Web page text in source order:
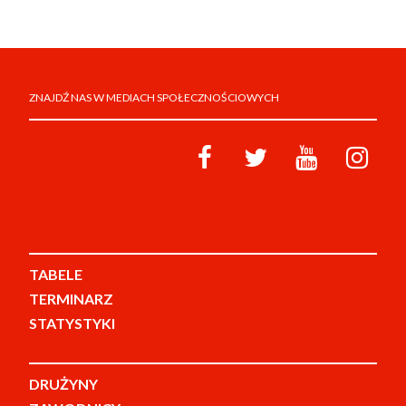
ZNAJDŹ NAS W MEDIACH SPOŁECZNOŚCIOWYCH
TABELE
TERMINARZ
STATYSTYKI
DRUŻYNY